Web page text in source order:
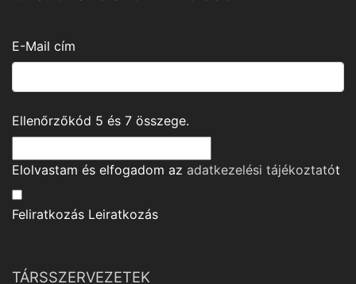
E-Mail cím
Ellenőrzőkód 5 és 7 összege.
Elolvastam és elfogadom az adatkezelési tájékoztatót
Feliratkozás Leiratkozás
TÁRSSZERVEZETEK